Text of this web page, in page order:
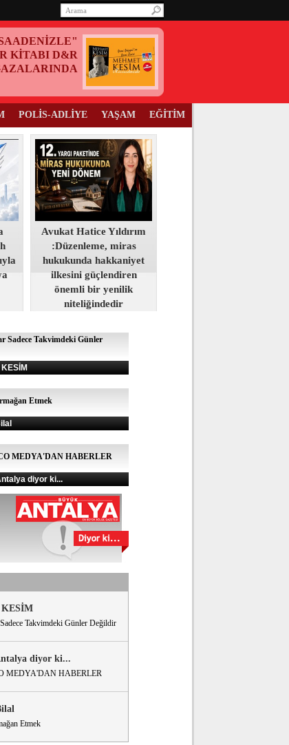
KİTABI D&R
POLİS-ADLİYE YAŞAM EĞİTİM
Avukat Hatice Yıldırım
:Düzenleme, miras
hukukunda hakkaniyet
ilkesini güçlendiren
önemli bir yenilik
niteliğindedir
Sadece Takvimdeki Günler
Etmek
MEDYA'DAN HABERLER
diyor ki...
KESİM
Takvimdeki Günler Değildir
diyor ki...
MEDYA'DAN HABERLER
Etmek